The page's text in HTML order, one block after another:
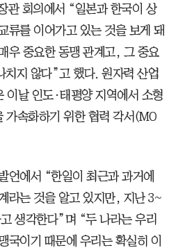
관 회의에서 “일본과 한국이 상
류를 이어가고 있는 것을 보게 돼
우 중요한 동맹 관계고, 그 중요
치지 않다”고 했다. 원자력 산업
이날 인도·태평양 지역에서 소형
가속화하기 위한 협력 각서(MO
언에서 “한일이 최근과 과거에
라는 것을 알고 있지만, 지난 3~
생각한다”며 “두 나라는 우리
국이기 때문에 우리는 확실히 이